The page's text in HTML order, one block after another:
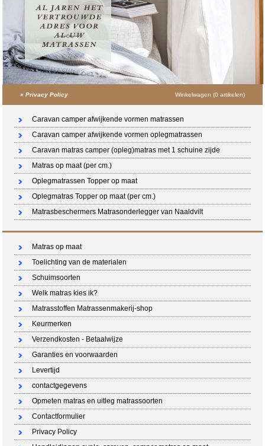
»Privacy Policy Winkelwagen (0 artikelen)
Caravan camper afwijkende vormen matrassen
Caravan camper afwijkende vormen oplegmatrassen
Caravan matras camper (opleg)matras met 1 schuine zijde
Matras op maat (per cm.)
Oplegmatrassen Topper op maat
Oplegmatras Topper op maat (per cm.)
Matrasbeschermers Matrasonderlegger van Naaldvilt
Matras op maat
Toelichting van de materialen
Schuimsoorten
Welk matras kies ik?
Matrasstoffen Matrassenmakerij-shop
Keurmerken
Verzendkosten - Betaalwijze
Garanties en voorwaarden
Levertijd
contactgegevens
Opmeten matras en uitleg matrassoorten
Contactformulier
Privacy Policy